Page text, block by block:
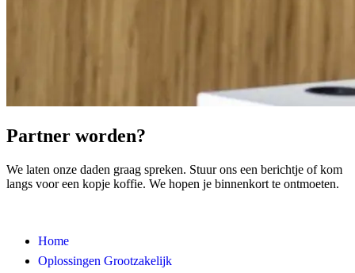
Partner worden?
We laten onze daden graag spreken. Stuur ons een berichtje of kom
langs voor een kopje koffie. We hopen je binnenkort te ontmoeten.
Home
Oplossingen Grootzakelijk